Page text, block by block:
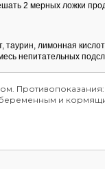
2 мерных ложки
таурин, лимонная
непитательных
беременным и